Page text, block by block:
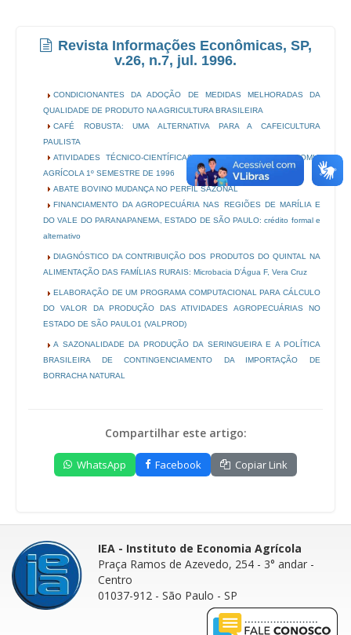
Revista Informações Econômicas, SP,
v.26, n.7, jul. 1996.
CONDICIONANTES DA ADOÇÃO DE MEDIDAS MELHORADAS DA
QUALIDADE DE PRODUTO NA AGRICULTURA BRASILEIRA
CAFÉ ROBUSTA: UMA ALTERNATIVA PARA A CAFEICULTURA
PAULISTA
ATIVIDADES TÉCNICO-CIENTÍFICAS NO INSTITUTO DE ECONOMIA
AGRÍCOLA 1º SEMESTRE DE 1996
ABATE BOVINO MUDANÇA NO PERFIL SAZONAL
FINANCIAMENTO DA AGROPECUÁRIA NAS REGIÕES DE MARÍLIA E
DO VALE DO PARANAPANEMA, ESTADO DE SÃO PAULO: crédito formal e
alternativo
DIAGNÓSTICO DA CONTRIBUIÇÃO DOS PRODUTOS DO QUINTAL NA
ALIMENTAÇÃO DAS FAMÍLIAS RURAIS: Microbacia D’Água F, Vera Cruz
ELABORAÇÃO DE UM PROGRAMA COMPUTACIONAL PARA CÁLCULO
DO VALOR DA PRODUÇÃO DAS ATIVIDADES AGROPECUÁRIAS NO
ESTADO DE SÃO PAULO1 (VALPROD)
A SAZONALIDADE DA PRODUÇÃO DA SERINGUEIRA E A POLÍTICA
BRASILEIRA DE CONTINGENCIAMENTO DA IMPORTAÇÃO DE
BORRACHA NATURAL
Compartilhar este artigo:
WhatsApp Facebook Copiar Link
IEA - Instituto de Economia Agrícola
Praça Ramos de Azevedo, 254 - 3° andar -
Centro
01037-912 - São Paulo - SP